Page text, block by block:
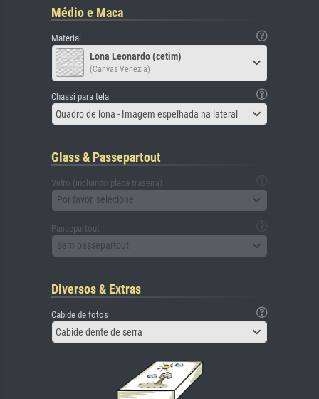
Médio e Maca
Material
Lona Leonardo (cetim)
(Canvas Venezia)
Chassi para tela
Quadro de lona - Imagem espelhada na lateral
Glass & Passepartout
Vidro (incluindo placa traseira)
Por favor, selecione
Passepartout
Sem passepartout
Diversos & Extras
Cabide de fotos
Cabide dente de serra